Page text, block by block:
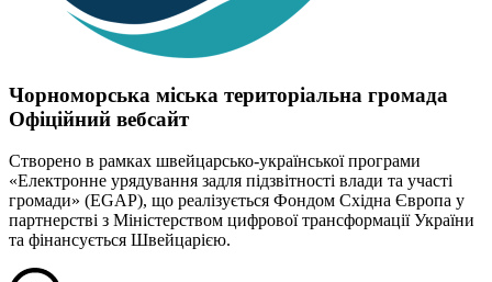
Чорноморська міська територіальна громада
Офіційний вебсайт
Створено в рамках швейцарсько-української програми
«Електронне урядування задля підзвітності влади та участі
громади» (EGAP), що реалізується Фондом Східна Європа у
партнерстві з Міністерством цифрової трансформації України
та фінансується Швейцарією.